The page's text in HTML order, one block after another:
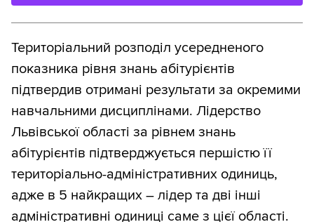
Територіальний розподіл усередненого
показника рівня знань абітурієнтів
підтвердив отримані результати за окремими
навчальними дисциплінами. Лідерство
Львівської області за рівнем знань
абітурієнтів підтверджується першістю її
територіально-адміністративних одиниць,
адже в 5 найкращих – лідер та дві інші
адміністративні одиниці саме з цієї області.